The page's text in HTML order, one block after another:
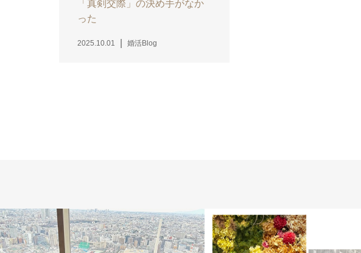
「真剣交際」の決め手がなか
った
2025.10.01 婚活Blog